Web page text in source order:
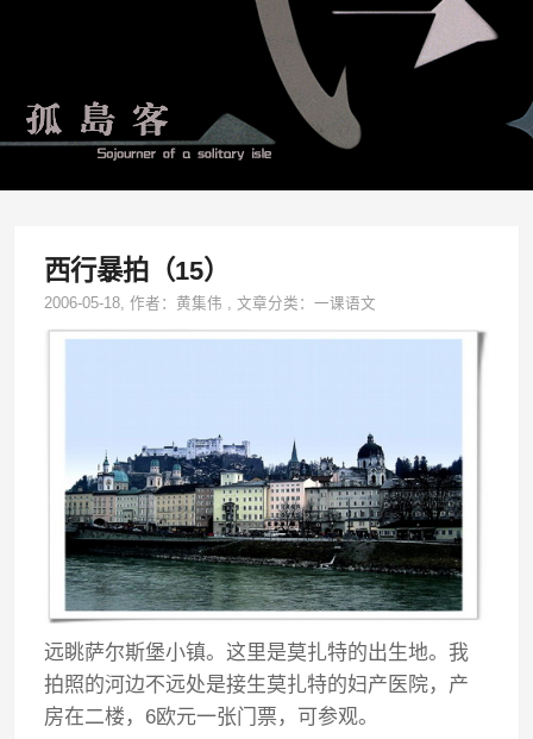
西行暴拍（15）
2006-05-18, 作者：黄集伟 ,文章分类：一课语文
远眺萨尔斯堡小镇。这里是莫扎特的出生地。我
拍照的河边不远处是接生莫扎特的妇产医院，产
房在二楼，6欧元一张门票，可参观。